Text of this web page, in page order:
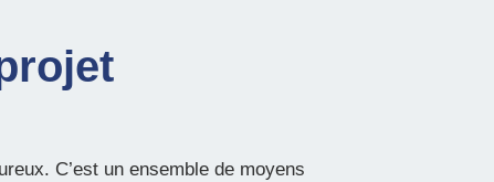
C’est un ensemble de moyens